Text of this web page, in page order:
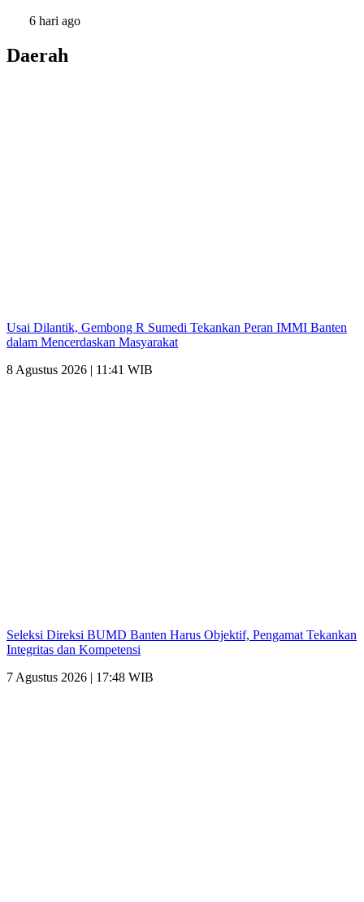
6 hari ago
Daerah
Usai Dilantik, Gembong R Sumedi Tekankan Peran IMMI Banten
dalam Mencerdaskan Masyarakat
8 Agustus 2026 | 11:41 WIB
Seleksi Direksi BUMD Banten Harus Objektif, Pengamat Tekankan
Integritas dan Kompetensi
7 Agustus 2026 | 17:48 WIB